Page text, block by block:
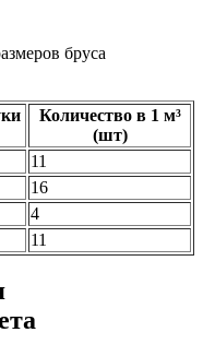
бруса
Количество в 1 м³
(шт)
11
16
4
11